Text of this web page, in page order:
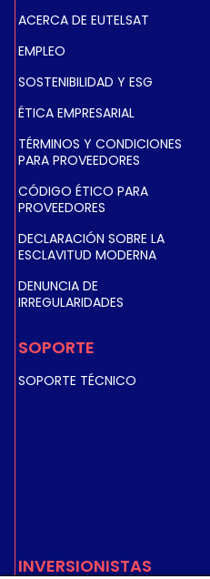
ACERCA DE EUTELSAT
EMPLEO
SOSTENIBILIDAD Y ESG
ÉTICA EMPRESARIAL
TÉRMINOS Y CONDICIONES
PARA PROVEEDORES
CÓDIGO ÉTICO PARA
PROVEEDORES
DECLARACIÓN SOBRE LA
ESCLAVITUD MODERNA
DENUNCIA DE
IRREGULARIDADES
SOPORTE
SOPORTE TÉCNICO
INVERSIONISTAS